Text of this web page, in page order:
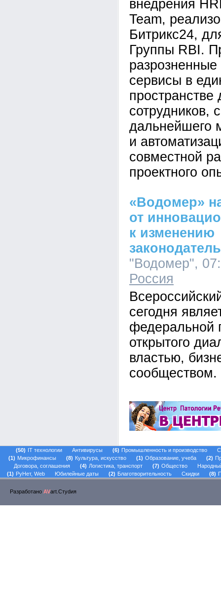
внедрения
Team,
Битрикс24,
Группы RBI.
сервисы в
пространстве
сотрудников,
дальнейшего
и
совместной
проектного
«Водомер»
от
к изменению
"Водомер",
Россия
сегодня
федеральной
открытого
властью,
сообществом.
50 IT технологии Антивирусы 6 Промышленность и производство
1
Микрофинансы 8 Культура, искусство 1 Образование, учеба 2
Договора, соглашения
4 Логистика, транспорт 7 Общество
1
РуНет, Web Юбилейные даты 2 Благотворительность Скидки 8
Разработано AVart.Стуdия